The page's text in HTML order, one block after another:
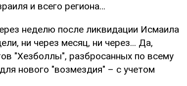
и всего региона…
неделю после ликвидации Исмаила
ни через месяц, ни через... Да,
"Хезболлы", разбросанных по всему
нового "возмездия" – с учетом